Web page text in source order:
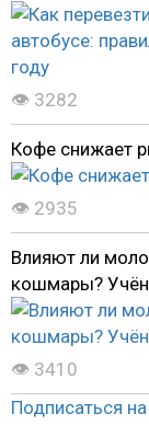
👁 3282
Кофе снижает
👁 2935
Влияют ли
кошмары?
👁 3410
Подписаться на